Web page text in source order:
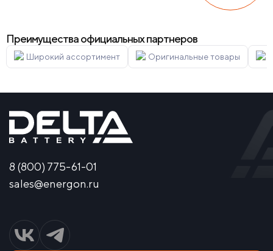
Преимущества официальных партнеров
Широкий ассортимент Оригинальные товары
8 (800) 775-61-01
sales@energon.ru